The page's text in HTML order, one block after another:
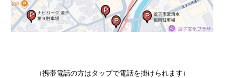
↓携帯電話の方はタップで電話を掛けられます↓